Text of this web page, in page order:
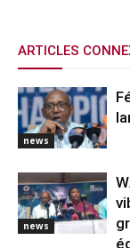
ARTICLES
news
news